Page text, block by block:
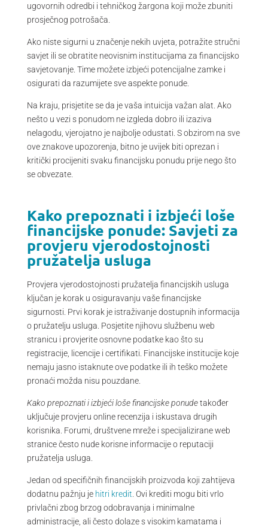
ugovornih odredbi i tehničkog žargona koji može zbuniti
prosječnog potrošača.
Ako niste sigurni u značenje nekih uvjeta, potražite stručni
savjet ili se obratite neovisnim institucijama za financijsko
savjetovanje. Time možete izbjeći potencijalne zamke i
osigurati da razumijete sve aspekte ponude.
Na kraju, prisjetite se da je vaša intuicija važan alat. Ako
nešto u vezi s ponudom ne izgleda dobro ili izaziva
nelagodu, vjerojatno je najbolje odustati. S obzirom na sve
ove znakove upozorenja, bitno je uvijek biti oprezan i
kritički procijeniti svaku financijsku ponudu prije nego što
se obvezate.
Kako prepoznati i izbjeći loše
financijske ponude: Savjeti za
provjeru vjerodostojnosti
pružatelja usluga
Provjera vjerodostojnosti pružatelja financijskih usluga
ključan je korak u osiguravanju vaše financijske
sigurnosti. Prvi korak je istraživanje dostupnih informacija
o pružatelju usluga. Posjetite njihovu službenu web
stranicu i provjerite osnovne podatke kao što su
registracije, licencije i certifikati. Financijske institucije koje
nemaju jasno istaknute ove podatke ili ih teško možete
pronaći možda nisu pouzdane.
Kako prepoznati i izbjeći loše financijske ponudetakođer
uključuje provjeru online recenzija i iskustava drugih
korisnika. Forumi, društvene mreže i specijalizirane web
stranice često nude korisne informacije o reputaciji
pružatelja usluga.
Jedan od specifičnih financijskih proizvoda koji zahtijeva
dodatnu pažnju je hitri kredit . Ovi krediti mogu biti vrlo
privlačni zbog brzog odobravanja i minimalne
administracije, ali često dolaze s visokim kamatama i